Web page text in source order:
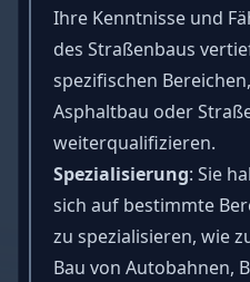
Ihre Kenntnisse und
des Straßenbaus
spezifischen
Asphaltbau oder
weiterqualifizieren.
Spezialisierung: Sie
sich auf bestimmte
zu spezialisieren, wie
Bau von Autobahnen,